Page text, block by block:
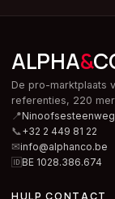
ALPHA&
De pro-marktplaats
referenties, 220
📍
📞+32 2 449 81 22
✉info@alphanco.be
🆔BE 1028.386.674
HULP CONTACT